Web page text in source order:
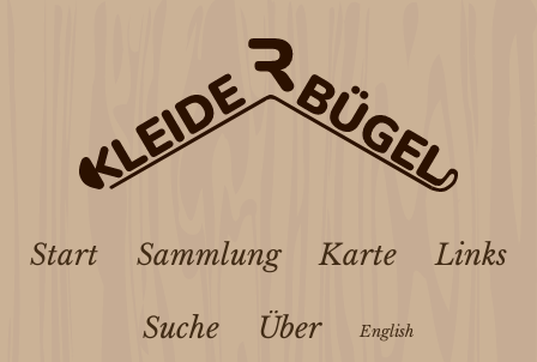
Start Sammlung Karte Links
Suche Über English